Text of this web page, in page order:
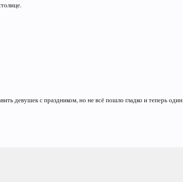
девушек с праздником, но не всё пошло гладко и теперь один